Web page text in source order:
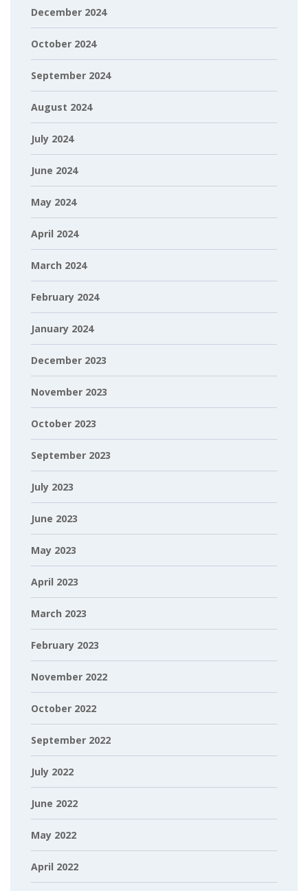
December 2024
October 2024
September 2024
August 2024
July 2024
June 2024
May 2024
April 2024
March 2024
February 2024
January 2024
December 2023
November 2023
October 2023
September 2023
July 2023
June 2023
May 2023
April 2023
March 2023
February 2023
November 2022
October 2022
September 2022
July 2022
June 2022
May 2022
April 2022